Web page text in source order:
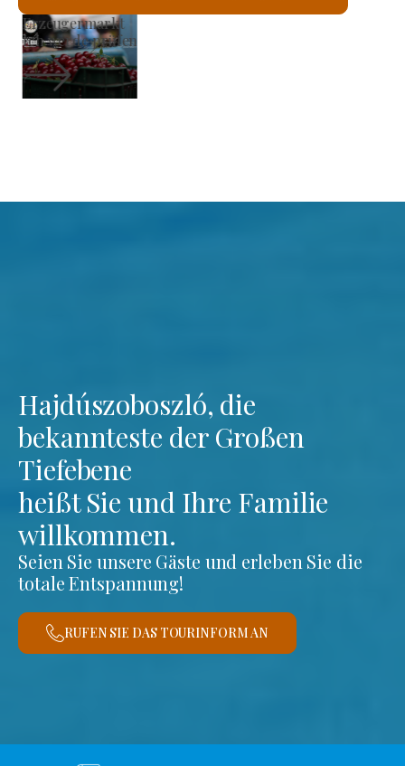
Römisch-katholische Kirche St. László
Ich werde prüfen
Hajdúszoboszló, die
bekannteste der Großen
Tiefebene
heißt Sie und Ihre Familie
willkommen.
Seien Sie unsere Gäste und erleben Sie die
totale Entspannung!
RUFEN SIE DAS TOURINFORM AN